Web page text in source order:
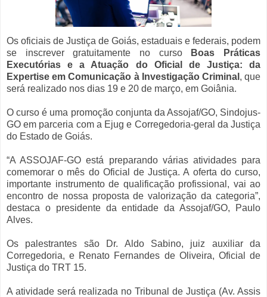
Os oficiais de Justiça de Goiás, estaduais e federais, podem
se inscrever gratuitamente no curso
Boas Práticas
Executórias e a Atuação do Oficial de Justiça: da
Expertise em Comunicação à Investigação Criminal , que
será realizado nos dias 19 e 20 de março, em Goiânia.
O curso é uma promoção conjunta da Assojaf/GO, Sindojus-
GO em parceria com a Ejug e Corregedoria-geral da Justiça
do Estado de Goiás.
“A ASSOJAF-GO está preparando várias atividades para
comemorar o mês do Oficial de Justiça. A oferta do curso,
importante instrumento de qualificação profissional, vai ao
encontro de nossa proposta de valorização da categoria”,
destaca o presidente da entidade da Assojaf/GO, Paulo
Alves.
Os palestrantes são Dr. Aldo Sabino, juiz auxiliar da
Corregedoria, e Renato Fernandes de Oliveira, Oficial de
Justiça do TRT 15.
A atividade será realizada no Tribunal de Justiça (Av. Assis